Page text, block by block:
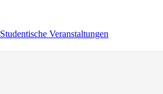
Studentische Veranstaltungen